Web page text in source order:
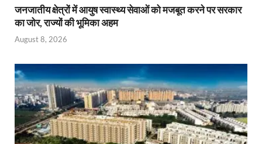
जनजातीय क्षेत्रों में आयुष स्वास्थ्य सेवाओं को मजबूत करने पर सरकार
का जोर, राज्यों की भूमिका अहम
August 8, 2026